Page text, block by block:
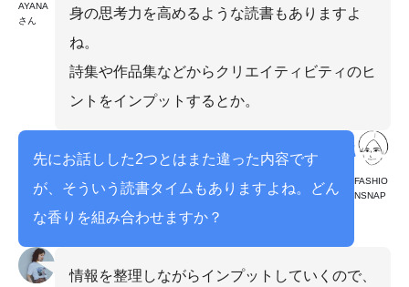
AYANA
さん
身の思考力を高めるような読書もありますよ
ね。
詩集や作品集などからクリエイティビティのヒ
ントをインプットするとか。
先にお話しした2つとはまた違った内容です
が、そういう読書タイムもありますよね。どん
な香りを組み合わせますか？
FASHIO
NSNAP
情報を整理しながらインプットしていくので、